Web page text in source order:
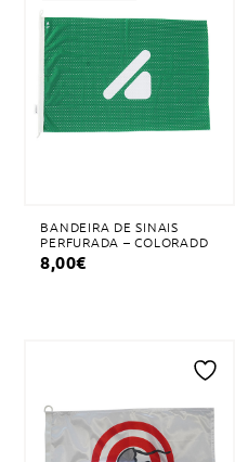
à
lista
de
desejos
BANDEIRA DE SINAIS
PERFURADA – COLORADD
8,00€
à
lista